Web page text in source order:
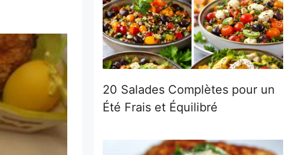
20 Salades Complètes pour un
Été Frais et Équilibré